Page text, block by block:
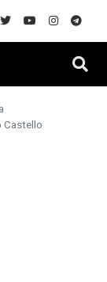
Castello